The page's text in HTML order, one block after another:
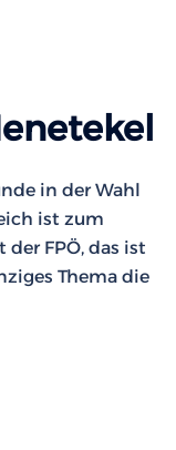
in der Wahl
ist zum
FPÖ, das ist
Thema die